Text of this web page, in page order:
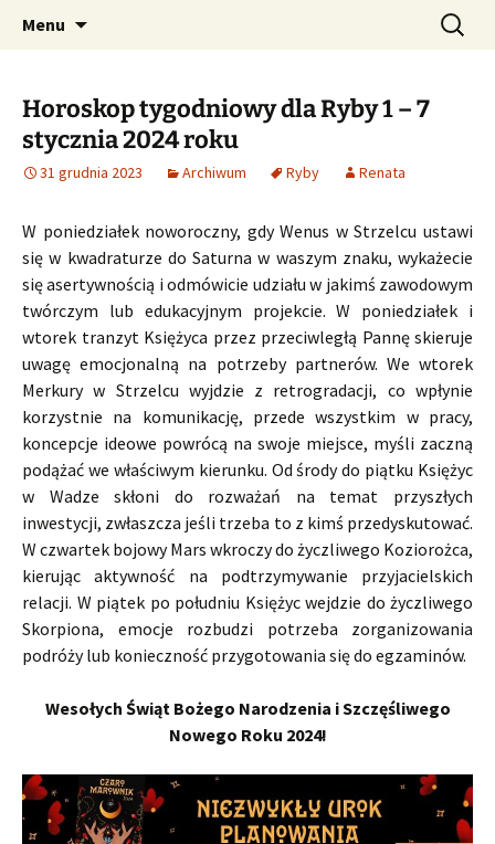
CzaroMarowy horoskop
dzienny, miesięczny i
tygodniowy
Profesjonalne przepowiednie astrologiczne
Menu Szukaj:
Horoskop tygodniowy dla Ryby 1 – 7
stycznia 2024 roku
31 grudnia 2023 Archiwum Ryby Renata
W poniedziałek noworoczny, gdy Wenus w Strzelcu ustawi
się w kwadraturze do Saturna w waszym znaku, wykażecie
się asertywnością i odmówicie udziału w jakimś zawodowym
twórczym lub edukacyjnym projekcie. W poniedziałek i
wtorek tranzyt Księżyca przez przeciwległą Pannę skieruje
uwagę emocjonalną na potrzeby partnerów. We wtorek
Merkury w Strzelcu wyjdzie z retrogradacji, co wpłynie
korzystnie na komunikację, przede wszystkim w pracy,
koncepcje ideowe powrócą na swoje miejsce, myśli zaczną
podążać we właściwym kierunku. Od środy do piątku Księżyc
w Wadze skłoni do rozważań na temat przyszłych
inwestycji, zwłaszcza jeśli trzeba to z kimś przedyskutować.
W czwartek bojowy Mars wkroczy do życzliwego Koziorożca,
kierując aktywność na podtrzymywanie przyjacielskich
relacji. W piątek po południu Księżyc wejdzie do życzliwego
Skorpiona, emocje rozbudzi potrzeba zorganizowania
podróży lub konieczność przygotowania się do egzaminów.
Wesołych Świąt Bożego Narodzenia i Szczęśliwego
Nowego Roku 2024!